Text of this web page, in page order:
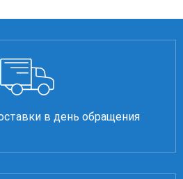
в день обращения